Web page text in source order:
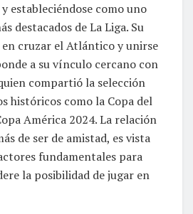
estableciéndose como uno
destacados de La Liga. Su
cruzar el Atlántico y unirse
a su vínculo cercano con
compartió la selección
históricos como la Copa del
América 2024. La relación
de ser de amistad, es vista
fundamentales para
la posibilidad de jugar en